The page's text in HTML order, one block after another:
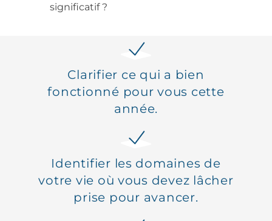
significatif ?
Clarifier ce qui a bien
fonctionné pour vous cette
année.
Identifier les domaines de
votre vie où vous devez lâcher
prise pour avancer.